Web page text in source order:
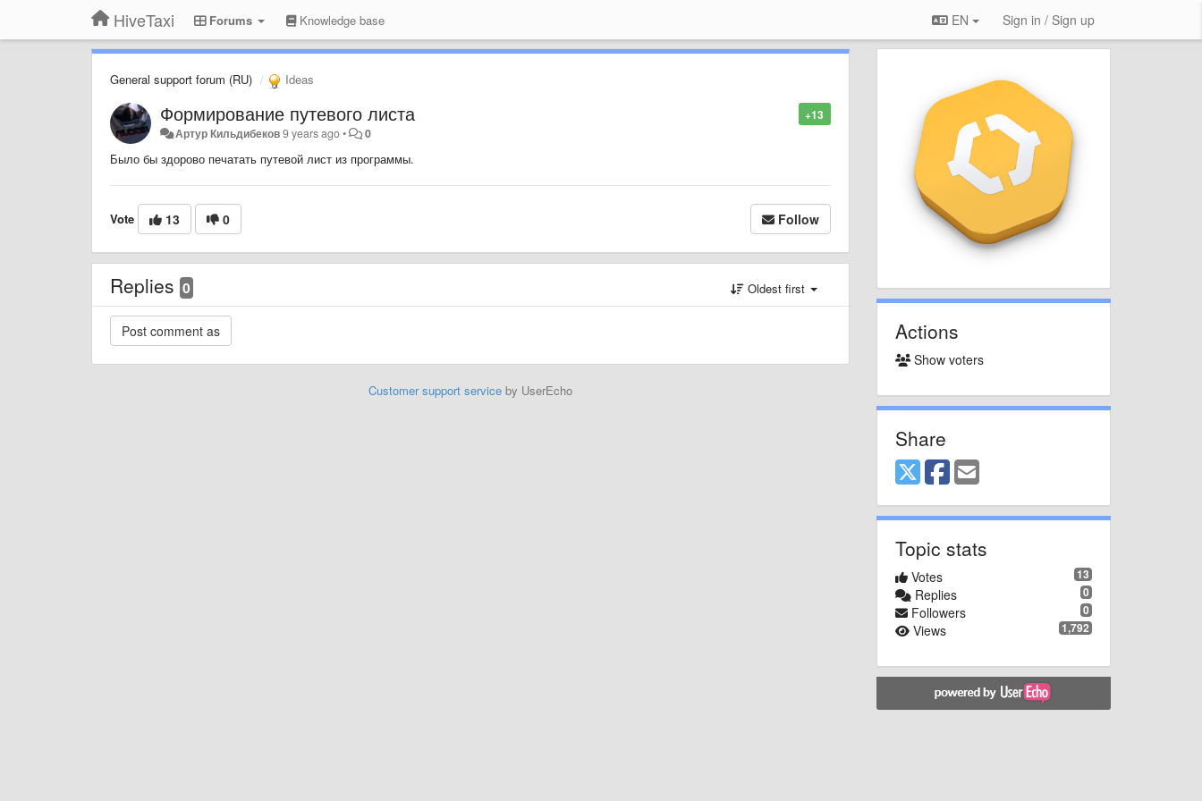
HiveTaxi Forums Knowledge base EN Sign in / Sign up
General support forum (RU) Ideas
+13
Формирование путевого листа
Артур Кильдибеков9 years ago• 0
Было бы здорово печатать путевой лист из программы.
Vote 13 0 Follow
Replies 0 Oldest first
Customer support serviceby UserEcho
Actions
Show voters
Share
Topic stats
13
Votes
0
Replies
0
Followers
1,792
Views